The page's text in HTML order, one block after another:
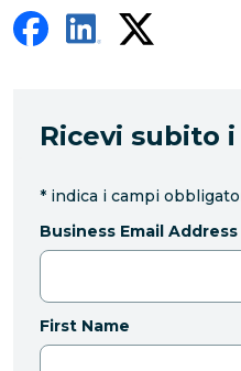
Ricevi subito
* indica i campi
Business Email Address
First Name